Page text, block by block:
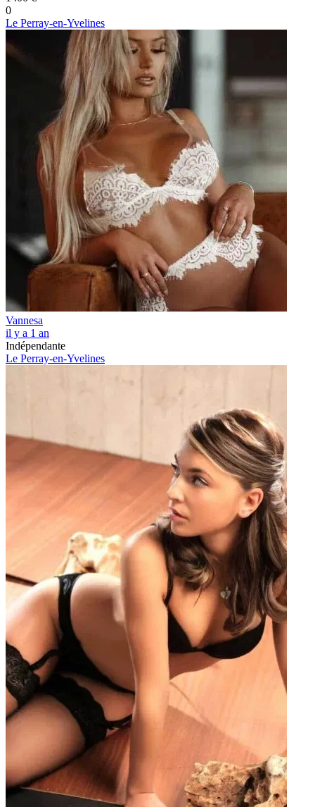
0
Le Perray-en-Yvelines
Vannesa
il y a 1 an
Indépendante
Le Perray-en-Yvelines